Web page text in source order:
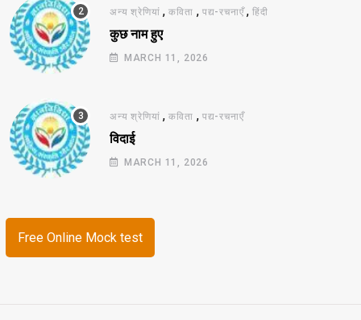
अन्य श्रेणियां ,कविता , पद्य-रचनाएँ,हिंदी
कुछ नाम हुए
MARCH 11, 2026
अन्य श्रेणियां ,कविता , पद्य-रचनाएँ
विदाई
MARCH 11, 2026
Free Online Mock test